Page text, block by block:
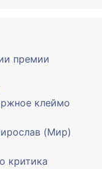
премии
клеймо
(Мир)
критика